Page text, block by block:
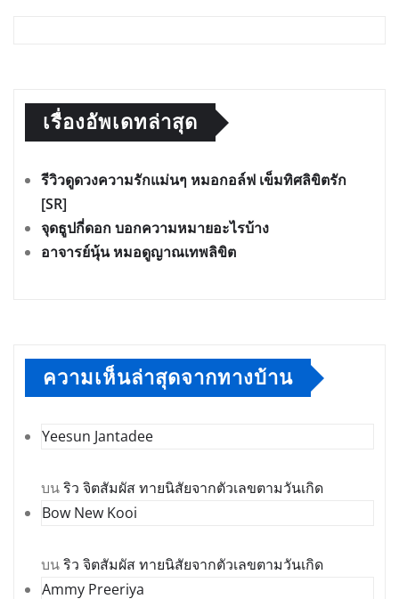
เรื่องอัพเดทล่าสุด
รีวิวดูดวงความรักแม่นๆ หมอกอล์ฟ เข็มทิศลิขิตรัก
[SR]
จุดธูปกี่ดอก บอกความหมายอะไรบ้าง
อาจารย์นุ้น หมอดูญาณเทพลิขิต
ความเห็นล่าสุดจากทางบ้าน
Yeesun Jantadee
บนริว จิตสัมผัส ทายนิสัยจากตัวเลขตามวันเกิด
Bow New Kooi
บนริว จิตสัมผัส ทายนิสัยจากตัวเลขตามวันเกิด
Ammy Preeriya